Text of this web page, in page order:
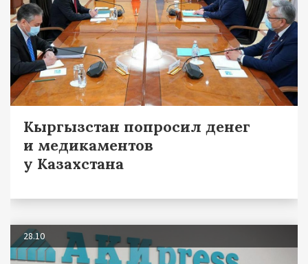
Кыргызстан попросил денег
и медикаментов
у Казахстана
28.10